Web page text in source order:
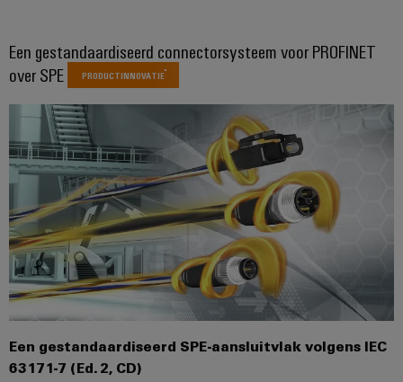
Onze Industrial
Connectivity
Een gestandaardiseerd connectorsysteem voor PROFINET
over SPE
PRODUCTINNOVATIE
Een gestandaardiseerd SPE-aansluitvlak volgens IEC
63171-7 (Ed. 2, CD)